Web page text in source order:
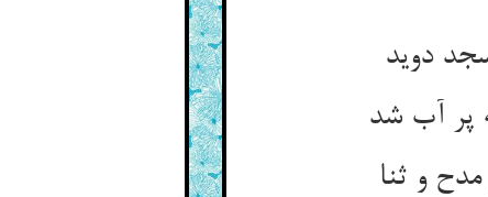
دوید
آب شد
و ثنا